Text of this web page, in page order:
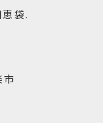
袋.
市